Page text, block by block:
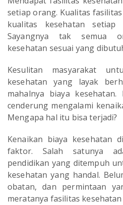
setiap orang. Kualitas
kualitas kesehatan setiap
Sayangnya tak semua
kesehatan sesuai yang
Kesulitan masyarakat
kesehatan yang layak
mahalnya biaya
cenderung mengalami
Mengapa hal itu bisa terjadi?
Kenaikan biaya kesehatan
faktor. Salah satunya
pendidikan yang ditempuh
kesehatan yang handal.
obatan, dan permintaan
meratanya fasilitas